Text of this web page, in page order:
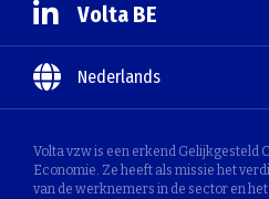
Volta vzw is een erkend Gelijkgesteld
Economie. Ze heeft als missie het
van de werknemers in de sector en
Volta BE
Nederlands